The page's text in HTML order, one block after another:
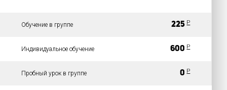
Обучение в группе 225 Р
Индивидуальное обучение 600 Р
Пробный урок в группе 0 Р